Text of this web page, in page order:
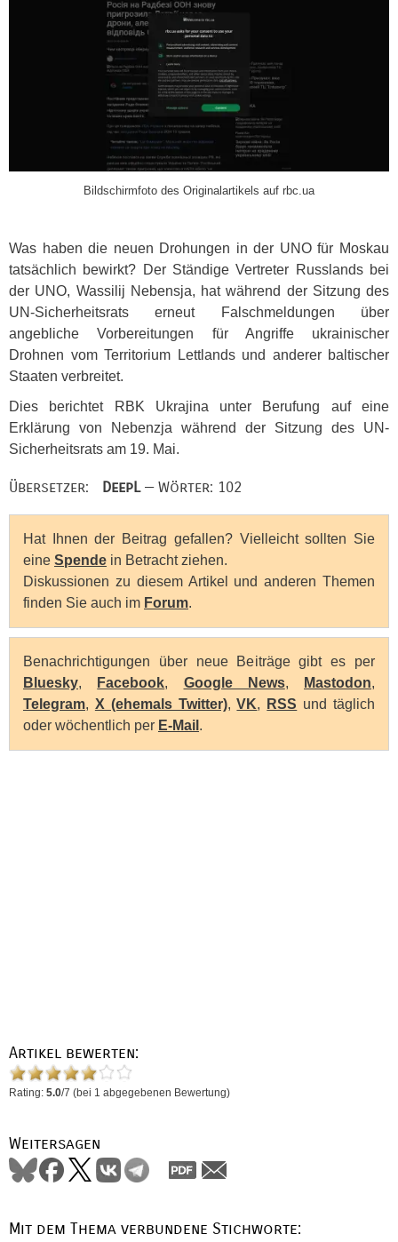
Bildschirmfoto des Originalartikels auf rbc.ua
Was haben die neuen Drohungen in der UNOfür Moskau
tatsächlich bewirkt? Der Ständige Vertreter Russlands bei
der UNO, Wassilij Nebensja, hat während der Sitzung des
UN-Sicherheitsrats erneut Falschmeldungen über
angebliche Vorbereitungen für Angriffe ukrainischer
Drohnen vom Territorium Lettlands und anderer baltischer
Staaten verbreitet.
Dies berichtet
RBK Ukrajina unter Berufung auf eine
Erklärung von Nebenzja während der Sitzung des UN-
Sicherheitsrats am 19. Mai.
Übersetzer: DeepL— Wörter: 102
Hat Ihnen der Beitrag gefallen? Vielleicht sollten Sie
eine Spende in Betracht ziehen.
Diskussionen zu diesem Artikel und anderen Themen
finden Sie auch im Forum.
Benachrichtigungen über neue Beiträge gibt es per
Bluesky, Facebook, Google News, Mastodon,
Telegram, X (ehemals Twitter),VK, RSS und täglich
oder wöchentlich per E-Mail .
Artikel bewerten:
Rating: 5.0/7 (bei 1 abgegebenen Bewertung)
Weitersagen
Mit dem Thema verbundene Stichworte: